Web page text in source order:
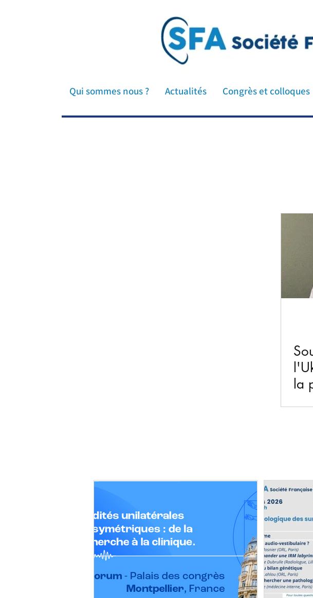
SFA Société Française d'Audiologie ORL
savante audioprothèse audition cochlée oreille
Qui sommes nous ? Actualités Congrès et colloques
la